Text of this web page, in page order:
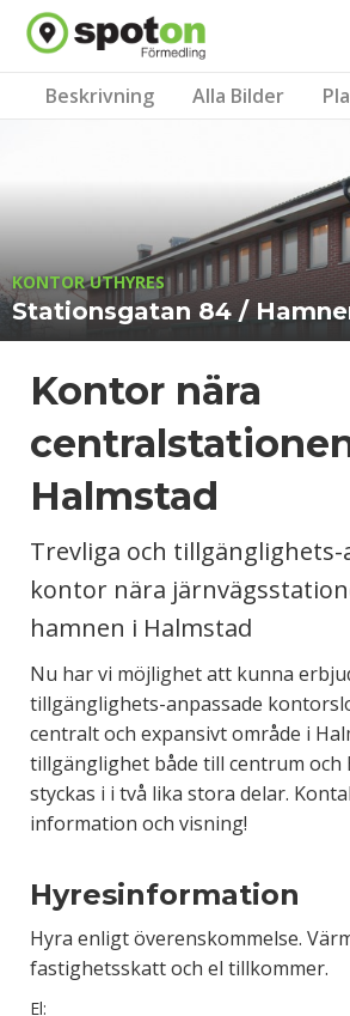
Beskrivning Alla Bilder
KONTOR UTHYRES
Stationsgatan 84 /
Kontor nära
Halmstad
Trevliga och tillgänglighets-
kontor nära
hamnen i Halmstad
Nu har vi möjlighet att kunna
tillgänglighets-anpassade
centralt och expansivt område i
tillgänglighet både till centrum och
styckas i i två lika stora delar.
information och visning!
Hyresinformation
Hyra enligt överenskommelse.
fastighetsskatt och el tillkommer.
El: